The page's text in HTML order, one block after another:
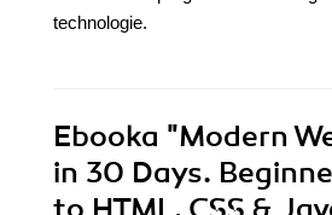
technologie.
Ebooka "Modern
in 30 Days.